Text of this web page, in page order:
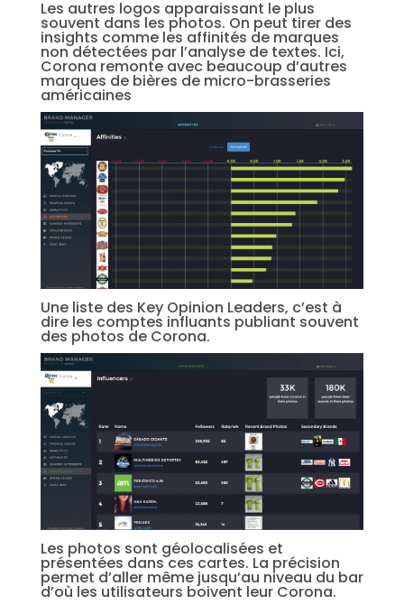
Les autres logos apparaissant le plus
souvent dans les photos. On peut tirer des
insights comme les affinités de marques
non détectées par l’analyse de textes. Ici,
Corona remonte avec beaucoup d’autres
marques de bières de micro-brasseries
américaines
Une liste des Key Opinion Leaders, c’est à
dire les comptes influants publiant souvent
des photos de Corona.
Les photos sont géolocalisées et
présentées dans ces cartes. La précision
permet d’aller même jusqu’au niveau du bar
d’où les utilisateurs boivent leur Corona.